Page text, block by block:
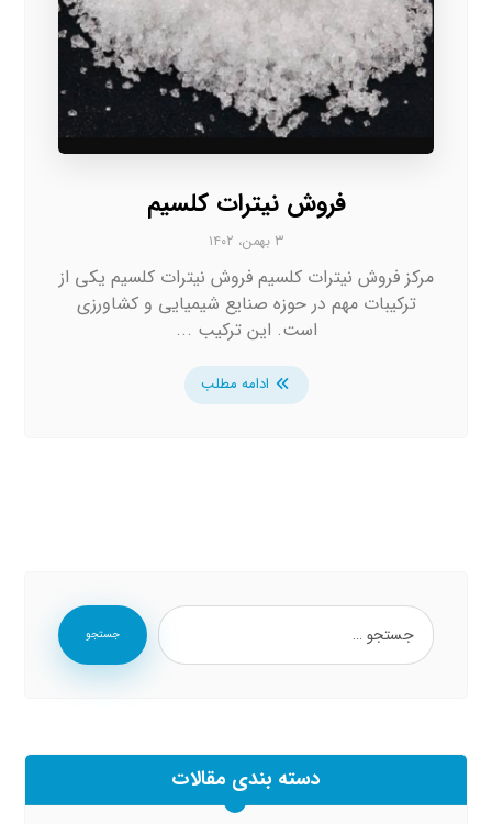
فروش نیترات کلسیم
۳ بهمن، ۱۴۰۲
مرکز فروش نیترات کلسیم فروش نیترات کلسیم یکی از
ترکیبات مهم در حوزه صنایع شیمیایی و کشاورزی
است. این ترکیب ...
ادامه مطلب
جستجو
دسته بندی مقالات